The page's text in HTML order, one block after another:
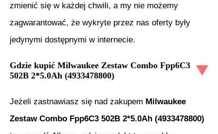
zmienić się w każdej chwili, a my nie możemy
zagwarantować, że wykryte przez nas oferty były
jedynymi dostępnymi w internecie.
Gdzie kupić Milwaukee Zestaw Combo Fpp6C3
502B 2*5.0Ah (4933478800)
Jeżeli zastnawiasz się nad zakupem Milwaukee
Zestaw Combo Fpp6C3 502B 2*5.0Ah (4933478800)